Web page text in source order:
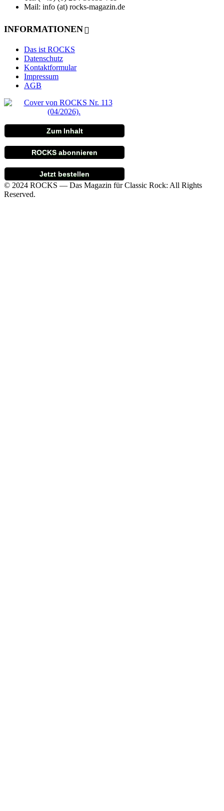
Mail: info (at) rocks-magazin.de
INFORMATIONEN
Das ist ROCKS
Datenschutz
Kontaktformular
Impressum
AGB
Zum Inhalt
ROCKS abonnieren
Jetzt bestellen
© 2024 ROCKS — Das Magazin für Classic Rock: All Rights
Reserved.